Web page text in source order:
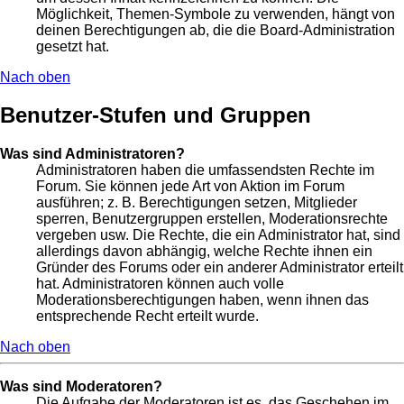
Möglichkeit, Themen-Symbole zu verwenden, hängt von
deinen Berechtigungen ab, die die Board-Administration
gesetzt hat.
Nach oben
Benutzer-Stufen und Gruppen
Was sind Administratoren?
Administratoren haben die umfassendsten Rechte im
Forum. Sie können jede Art von Aktion im Forum
ausführen; z. B. Berechtigungen setzen, Mitglieder
sperren, Benutzergruppen erstellen, Moderationsrechte
vergeben usw. Die Rechte, die ein Administrator hat, sind
allerdings davon abhängig, welche Rechte ihnen ein
Gründer des Forums oder ein anderer Administrator erteilt
hat. Administratoren können auch volle
Moderationsberechtigungen haben, wenn ihnen das
entsprechende Recht erteilt wurde.
Nach oben
Was sind Moderatoren?